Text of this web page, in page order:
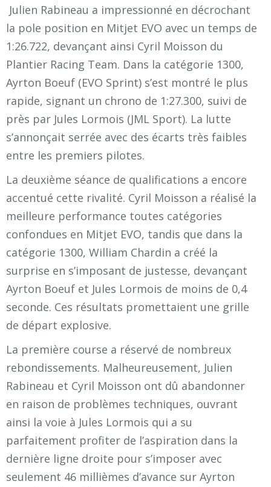
Julien Rabineau a impressionné en décrochant
la pole position en Mitjet EVO avec un temps de
1:26.722, devançant ainsi Cyril Moisson du
Plantier Racing Team. Dans la catégorie 1300,
Ayrton Boeuf (EVO Sprint) s’est montré le plus
rapide, signant un chrono de 1:27.300, suivi de
près par Jules Lormois (JML Sport). La lutte
s’annonçait serrée avec des écarts très faibles
entre les premiers pilotes.
La deuxième séance de qualifications a encore
accentué cette rivalité. Cyril Moisson a réalisé la
meilleure performance toutes catégories
confondues en Mitjet EVO, tandis que dans la
catégorie 1300, William Chardin a créé la
surprise en s’imposant de justesse, devançant
Ayrton Boeuf et Jules Lormois de moins de 0,4
seconde. Ces résultats promettaient une grille
de départ explosive.
La première course a réservé de nombreux
rebondissements. Malheureusement, Julien
Rabineau et Cyril Moisson ont dû abandonner
en raison de problèmes techniques, ouvrant
ainsi la voie à Jules Lormois qui a su
parfaitement profiter de l’aspiration dans la
dernière ligne droite pour s’imposer avec
seulement 46 millièmes d’avance sur Ayrton